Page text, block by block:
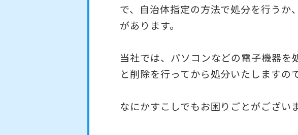
で、自治体指定の方法で処分を行う
があります。
当社では、パソコンなどの電子機器
と削除を行ってから処分いたしますの
なにかすこしでもお困りごとがござい